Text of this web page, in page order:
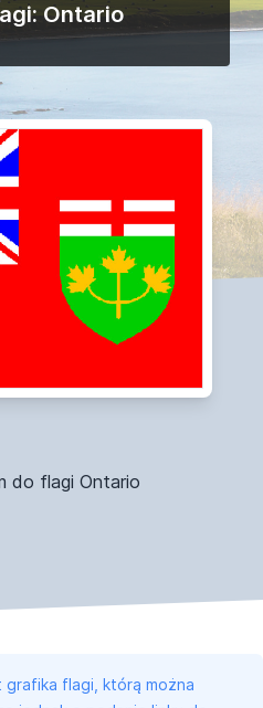
Ontario
do flagi Ontario
grafika flagi, którą można